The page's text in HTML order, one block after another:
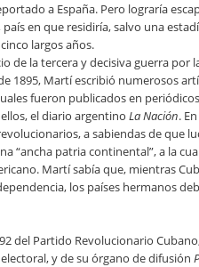
a España. Pero lograría
país en que residiría, salvo una
largos años.
de la tercera y decisiva guerra por
1895, Martí escribió numerosos
fueron publicados en
el diario argentino La Nación.
a sabiendas de que
“ancha patria continental”, a la
Martí sabía que, mientras
los países hermanos
del Partido Revolucionario
y de su órgano de difusión